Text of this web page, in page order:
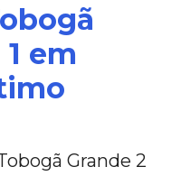
em
Grande 2